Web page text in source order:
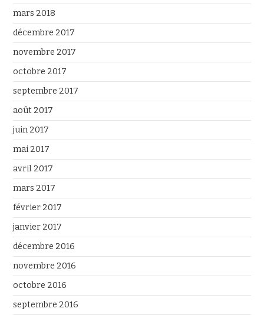
mars 2018
décembre 2017
novembre 2017
octobre 2017
septembre 2017
août 2017
juin 2017
mai 2017
avril 2017
mars 2017
février 2017
janvier 2017
décembre 2016
novembre 2016
octobre 2016
septembre 2016